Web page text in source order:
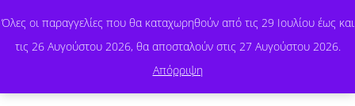
Όλες οι παραγγελίες που θα καταχωρηθούν από τις 29 Ιουλίου έως και
τις 26 Αυγούστου 2026, θα αποσταλούν στις 27 Αυγούστου 2026.
Απόρριψη